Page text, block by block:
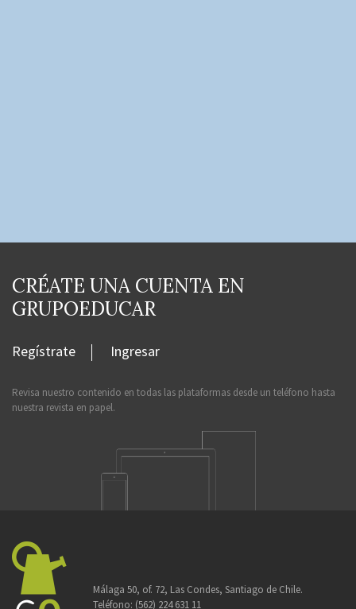
CRÉATE UNA CUENTA EN
GRUPOEDUCAR
Regístrate Ingresar
Revisa nuestro contenido en todas las plataformas desde un teléfono hasta
nuestra revista en papel.
Málaga 50, of. 72, Las Condes, Santiago de Chile.
Teléfono: (562) 224 631 11